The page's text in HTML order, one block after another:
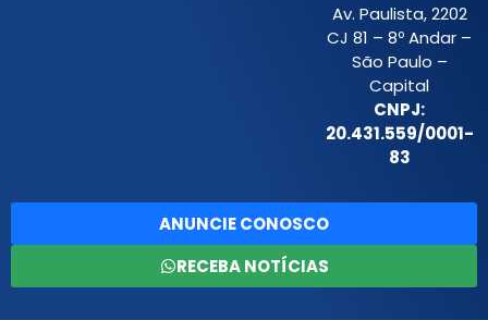
Av. Paulista, 2202
CJ 81 – 8º Andar –
São Paulo –
Capital
CNPJ:
20.431.559/0001-
83
ANUNCIE CONOSCO
RECEBA NOTÍCIAS